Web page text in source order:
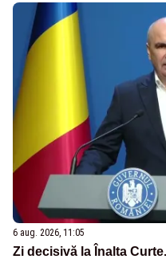
6 aug. 2026, 11:05
Zi decisivă la Înalta